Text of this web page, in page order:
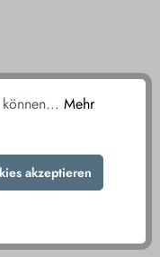
Mehr
akzeptieren